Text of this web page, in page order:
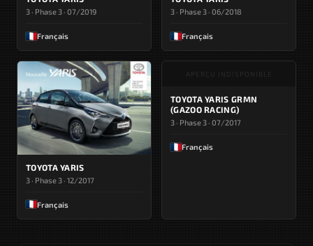
3 · Phase 3 · 07/2019
Français
3 · Phase 3 · 06/2018
Français
TOYOTA YARIS
3 · Phase 3 · 12/2017
Français
APERÇU INDISPONIBLE
TOYOTA YARIS GRMN
(GAZOO RACING)
3 · Phase 3 · 07/2017
Français